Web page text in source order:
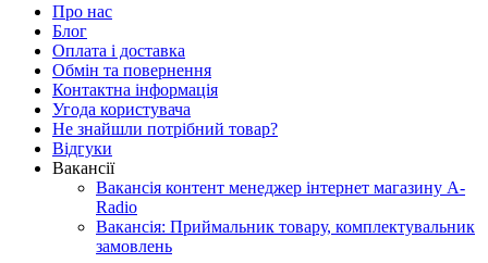
Про нас
Блог
Оплата і доставка
Обмін та повернення
Контактна інформація
Угода користувача
Не знайшли потрібний товар?
Відгуки
Вакансії
Вакансія контент менеджер інтернет магазину A-
Radio
Вакансія: Приймальник товару, комплектувальник
замовлень